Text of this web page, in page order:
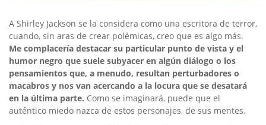
A Shirley Jackson se la considera como una escritora de terror,
cuando, sin aras de crear polémicas, creo que es algo más.
Me complacería destacar su particular punto de vista y el
humor negro que suele subyacer en algún diálogo o los
pensamientos que, a menudo, resultan perturbadores o
macabros y nos van acercando a la locura que se desatará
en la última parte. Como se imaginará, puede que el
auténtico miedo nazca de estos personajes, de sus mentes.